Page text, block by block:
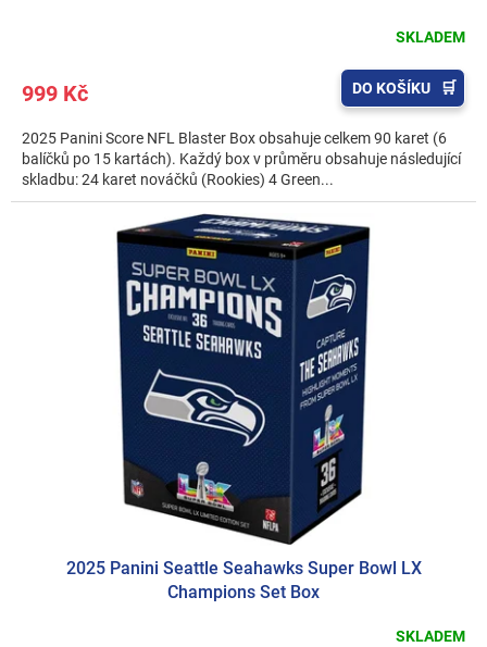
SKLADEM
999 Kč DO KOŠÍKU
2025 Panini Score NFL Blaster Box obsahuje celkem 90 karet (6
balíčků po 15 kartách). Každý box v průměru obsahuje následující
skladbu: 24 karet nováčků (Rookies) 4 Green...
2025 Panini Seattle Seahawks Super Bowl LX
Champions Set Box
SKLADEM